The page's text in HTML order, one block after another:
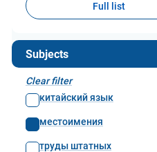
Full list
Subjects
Clear filter
китайский язык
местоимения
труды штатных